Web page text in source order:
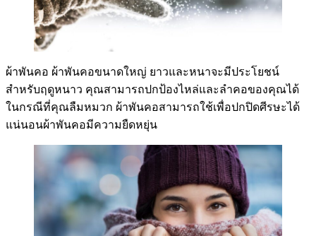
ผ้าพันคอ ผ้าพันคอขนาดใหญ่ ยาวและหนาจะมีประโยชน์
สำหรับฤดูหนาว คุณสามารถปกป้องไหล่และลำคอของคุณได้
ในกรณีที่คุณลืมหมวก ผ้าพันคอสามารถใช้เพื่อปกปิดศีรษะได้
แน่นอนผ้าพันคอมีความยืดหยุ่น